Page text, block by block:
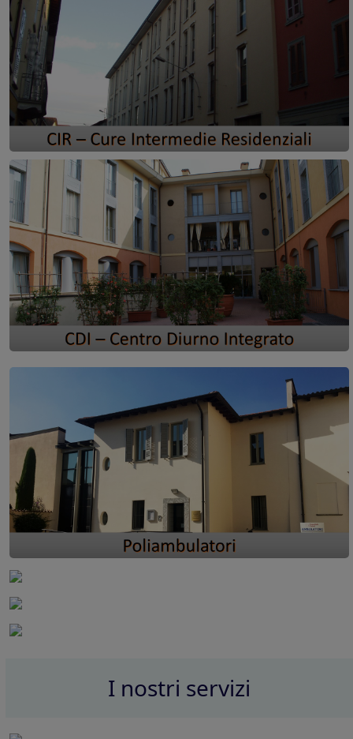
I nostri servizi